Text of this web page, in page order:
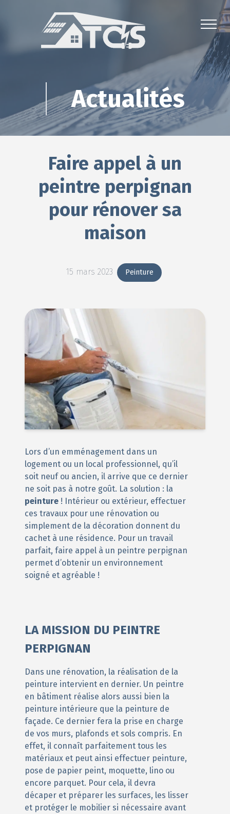
Actualités
Faire appel à un
peintre perpignan
pour rénover sa
maison
15 mars 2023 Peinture
Lors d’un emménagement dans un
logement ou un local professionnel, qu’il
soit neuf ou ancien, il arrive que ce dernier
ne soit pas à notre goût. La solution : la
peinture ! Intérieur ou extérieur, effectuer
ces travaux pour une rénovation ou
simplement de la décoration donnent du
cachet à une résidence. Pour un travail
parfait, faire appel à un peintre perpignan
permet d’obtenir un environnement
soigné et agréable !
LA MISSION DU PEINTRE
PERPIGNAN
Dans une rénovation, la réalisation de la
peinture intervient en dernier. Un peintre
en bâtiment réalise alors aussi bien la
peinture intérieure que la peinture de
façade. Ce dernier fera la prise en charge
de vos murs, plafonds et sols compris. En
effet, il connaît parfaitement tous les
matériaux et peut ainsi effectuer peinture,
pose de papier peint, moquette, lino ou
encore parquet. Pour cela, il devra
décaper et préparer les surfaces, les lisser
et protéger le mobilier si nécessaire avant